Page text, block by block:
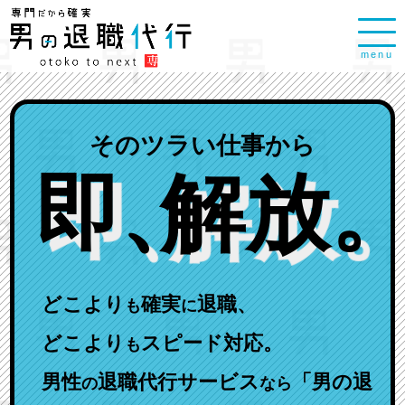
menu
そのツラい仕事から
即、解放。
どこよりも確実に退職、
どこよりもスピード対応。
男性の退職代行サービスなら「男の退